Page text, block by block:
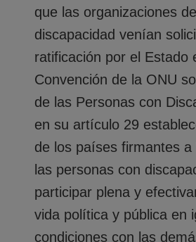
que las organizaciones
discapacidad venían
ratificación por el Estado
Convención de la ONU
de las Personas con
en su artículo 29
de los países firmantes a
las personas con
participar plena y
vida política y pública en
condiciones con las